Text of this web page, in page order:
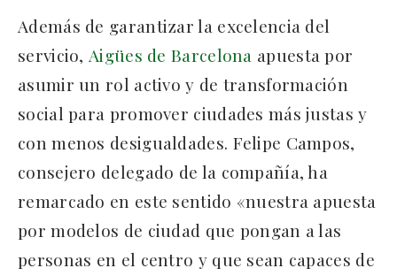
Además de garantizar la excelencia del
servicio,Aigües de Barcelona apuesta por
asumir un rol activo y de transformación
social para promover ciudades más justas y
con menos desigualdades. Felipe Campos,
consejero delegado de la compañía, ha
remarcado en este sentido «nuestra apuesta
por modelos de ciudad que pongan a las
personas en el centro y que sean capaces de